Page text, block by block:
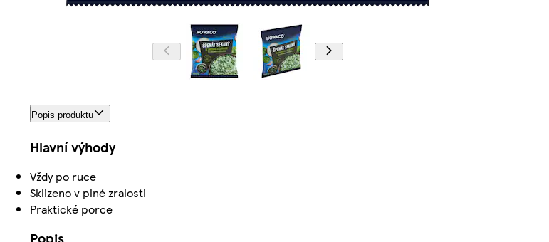
Popis produktu
Hlavní výhody
Vždy po ruce
Sklizeno v plné zralosti
Praktické porce
Popis